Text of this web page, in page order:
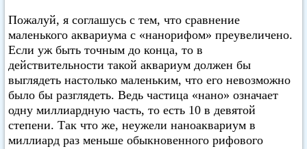
Пожалуй, я соглашусь с тем, что сравнение
маленького аквариума с «нанорифом» преувеличено.
Если уж быть точным до конца, то в
действительности такой аквариум должен бы
выглядеть настолько маленьким, что его невозможно
было бы разглядеть. Ведь частица «нано» означает
одну миллиардную часть, то есть 10 в девятой
степени. Так что же, неужели наноаквариум в
миллиард раз меньше обыкновенного рифового